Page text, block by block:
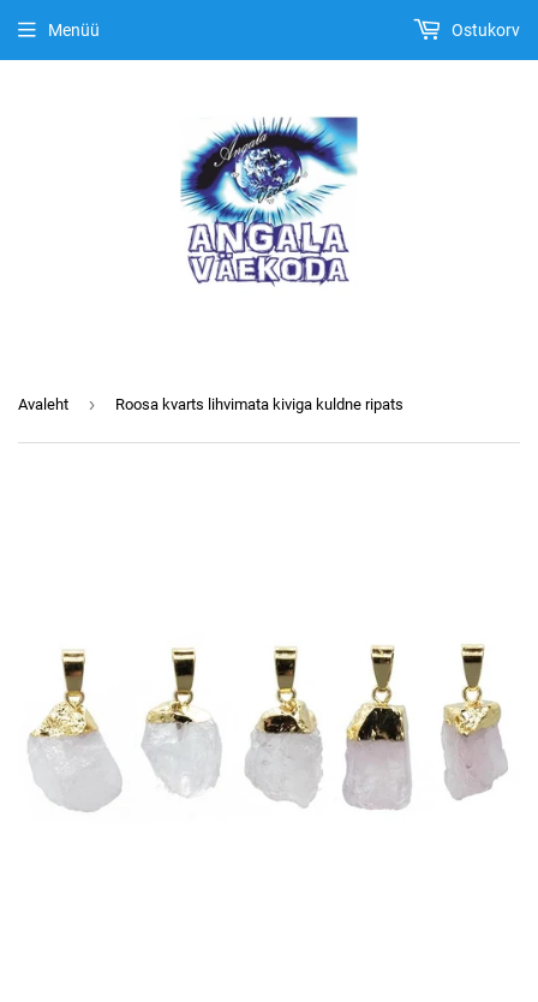
Menüü Ostukorv
Avaleht › Roosa kvarts lihvimata kiviga kuldne ripats